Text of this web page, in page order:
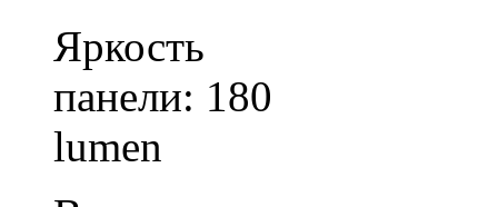
Яркость
панели: 180
lumen